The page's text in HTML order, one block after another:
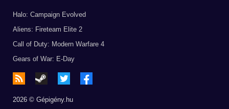
Halo: Campaign Evolved
Aliens: Fireteam Elite 2
Call of Duty: Modern Warfare 4
Gears of War: E-Day
2026 © Gépigény.hu